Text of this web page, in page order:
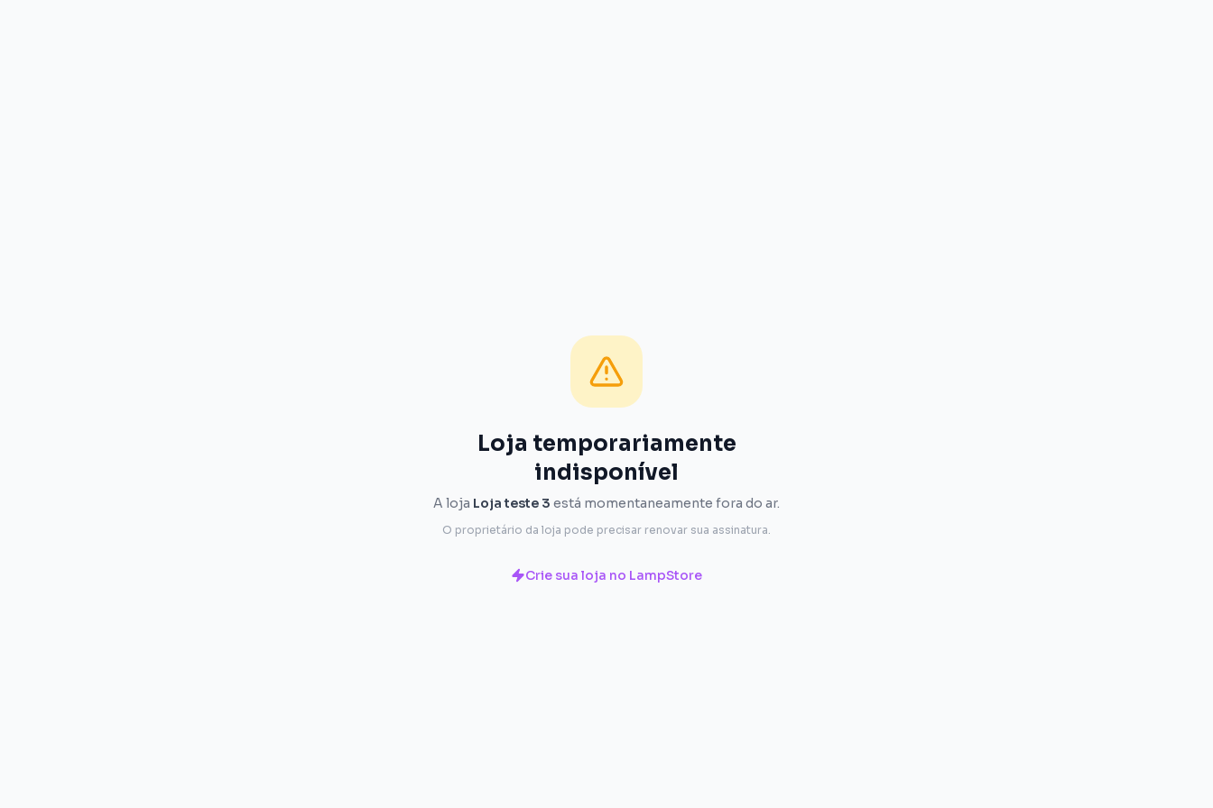
Loja temporariamente
indisponível
A loja Loja teste 3 está momentaneamente fora do ar.
O proprietário da loja pode precisar renovar sua assinatura.
Crie sua loja no LampStore